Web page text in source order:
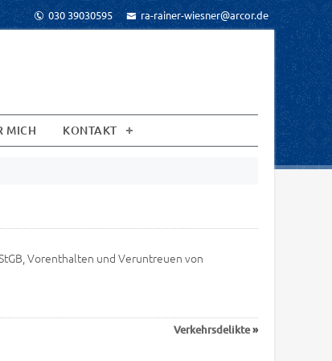
030 39030595 ra-rainer-wiesner@arcor.de
MICH KONTAKT
Vorenthalten und Veruntreuen von
Verkehrsdelikte»